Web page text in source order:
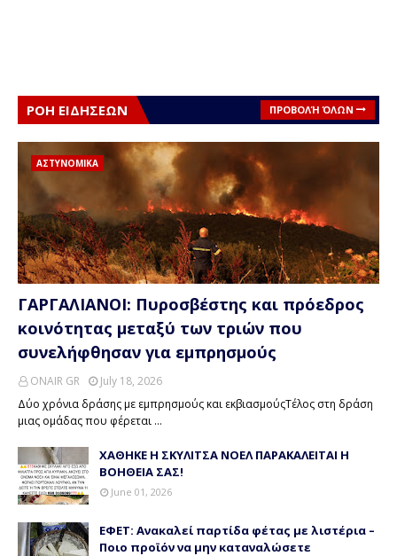
ΡΟΗ ΕΙΔΗΣΕΩΝ ΠΡΟΒΟΛΉ ΌΛΩΝ
ΑΣΤΥΝΟΜΙΚΑ
ΓΑΡΓΑΛΙΑΝΟΙ: Πυροσβέστης και πρόεδρος
κοινότητας μεταξύ των τριών που
συνελήφθησαν για εμπρησμούς
ONAIR GR
July 18, 2026
Δύο χρόνια δράσης με εμπρησμούς και εκβιασμούςΤέλος στη δράση
μιας ομάδας που φέρεται …
ΧΑΘΗΚΕ Η ΣΚΥΛΙΤΣΑ ΝΟΕΛ ΠΑΡΑΚΑΛΕΙΤΑΙ Η
ΒΟΗΘΕΙΑ ΣΑΣ!
June 01, 2026
ΕΦΕΤ: Ανακαλεί παρτίδα φέτας με λιστέρια –
Ποιο προϊόν να μην καταναλώσετε